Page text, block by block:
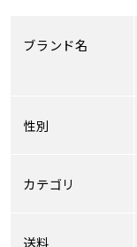
ブランド名
性別
カテゴリ
送料